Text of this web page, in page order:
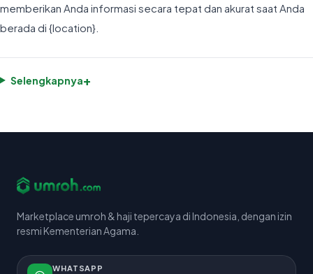
memberikan Anda informasi secara tepat dan akurat saat Anda
berada di {location}.
Selengkapnya+
Marketplace umroh & haji tepercaya di Indonesia, dengan izin
resmi Kementerian Agama.
WHATSAPP